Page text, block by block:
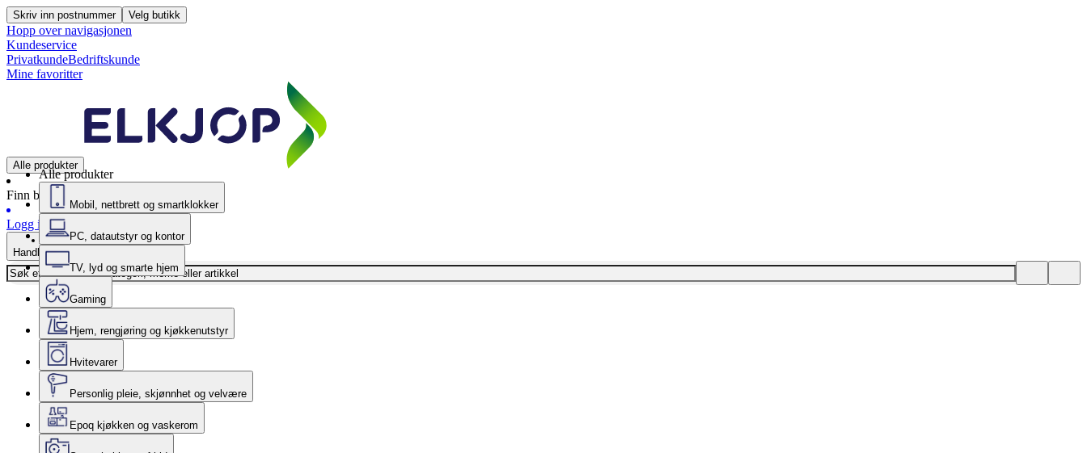
Skriv inn postnummer Velg butikk
Hopp over navigasjonen
Kundeservice
PrivatkundeBedriftskunde
Mine favoritter
Alle produkter
Finn butikk
Logg inn
Handlekurv
Alle produkter
Mobil, nettbrett og smartklokker
PC, datautstyr og kontor
TV, lyd og smarte hjem
Gaming
Hjem, rengjøring og kjøkkenutstyr
Hvitevarer
Personlig pleie, skjønnhet og velvære
Epoq kjøkken og vaskerom